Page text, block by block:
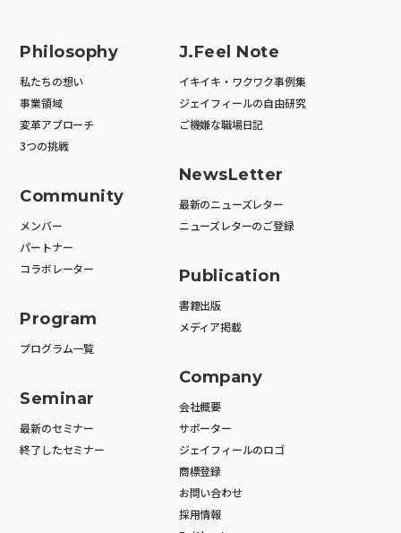
Philosophy
私たちの想い
事業領域
変革アプローチ
3つの挑戦
Community
メンバー
パートナー
コラボレーター
Program
プログラム一覧
Seminar
最新のセミナー
終了したセミナー
J.Feel Note
イキイキ・ワクワク事例集
ジェイフィールの自由研究
ご機嫌な職場日記
NewsLetter
最新のニューズレター
ニューズレターのご登録
Publication
書籍出版
メディア掲載
Company
会社概要
サポーター
ジェイフィールのロゴ
商標登録
お問い合わせ
採用情報